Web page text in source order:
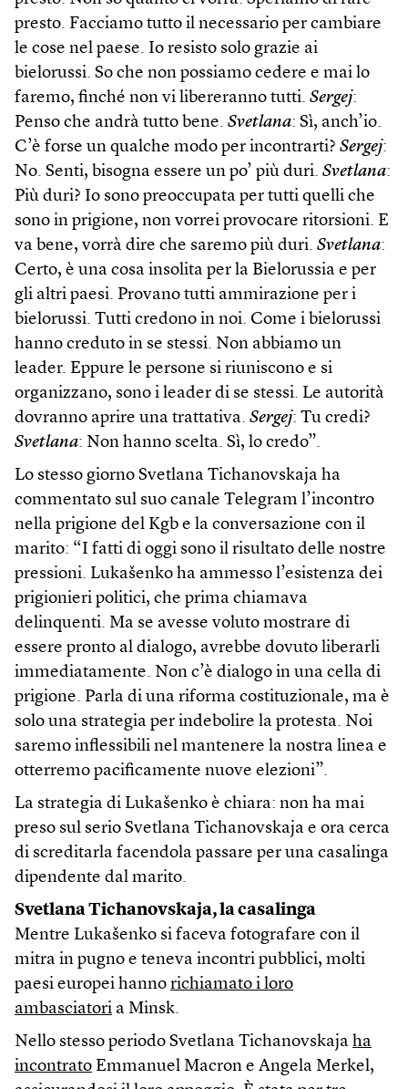
presto. Facciamo tutto il necessario per cambiare
le cose nel paese. Io resisto solo grazie ai
bielorussi. So che non possiamo cedere e mai lo
faremo, finché non vi libereranno tutti. Sergej:
Penso che andrà tutto bene. Svetlana: Sì, anch’io.
C’è forse un qualche modo per incontrarti? Sergej:
No. Senti, bisogna essere un po’ più duri. Svetlana:
Più duri? Io sono preoccupata per tutti quelli che
sono in prigione, non vorrei provocare ritorsioni. E
va bene, vorrà dire che saremo più duri. Svetlana:
Certo, è una cosa insolita per la Bielorussia e per
gli altri paesi. Provano tutti ammirazione per i
bielorussi. Tutti credono in noi. Come i bielorussi
hanno creduto in se stessi. Non abbiamo un
leader. Eppure le persone si riuniscono e si
organizzano, sono i leader di se stessi. Le autorità
dovranno aprire una trattativa. Sergej: Tu credi?
Svetlana: Non hanno scelta. Sì, lo credo”.
Lo stesso giorno Svetlana Tichanovskaja ha
commentato sul suo canale Telegram l’incontro
nella prigione del Kgb e la conversazione con il
marito: “I fatti di oggi sono il risultato delle nostre
pressioni. Lukašenko ha ammesso l’esistenza dei
prigionieri politici, che prima chiamava
delinquenti. Ma se avesse voluto mostrare di
essere pronto al dialogo, avrebbe dovuto liberarli
immediatamente. Non c’è dialogo in una cella di
prigione. Parla di una riforma costituzionale, ma è
solo una strategia per indebolire la protesta. Noi
saremo inflessibili nel mantenere la nostra linea e
otterremo pacificamente nuove elezioni”.
La strategia di Lukašenko è chiara: non ha mai
preso sul serio Svetlana Tichanovskaja e ora cerca
di screditarla facendola passare per una casalinga
dipendente dal marito.
Svetlana Tichanovskaja, la casalinga
Mentre Lukašenko si faceva fotografare con il
mitra in pugno e teneva incontri pubblici, molti
paesi europei hanno richiamato i loro
ambasciatori a Minsk.
Nello stesso periodo Svetlana Tichanovskaja ha
incontrato Emmanuel Macron e Angela Merkel,